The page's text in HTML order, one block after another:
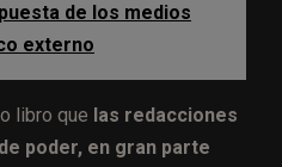
de los medios
externo
libro que las redacciones
poder, en gran parte